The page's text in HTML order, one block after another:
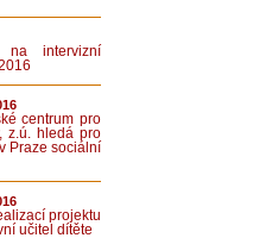
na intervizní
centrum pro
z.ú. hledá pro
Praze sociální
projektu
učitel dítěte